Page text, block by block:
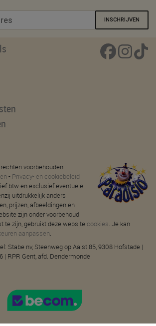
INSCHRIJVEN
voorbehouden.
- Privacy- en cookiebeleid
btw en exclusief eventuele
uitdrukkelijk anders
prijzen, afbeeldingen en
zijn onder voorbehoud.
te zijn, gebruikt deze website cookies. Je kan
aanpassen.
Stabe nv, Steenweg op Aalst 85, 9308 Hofstade |
| RPR Gent, afd. Dendermonde